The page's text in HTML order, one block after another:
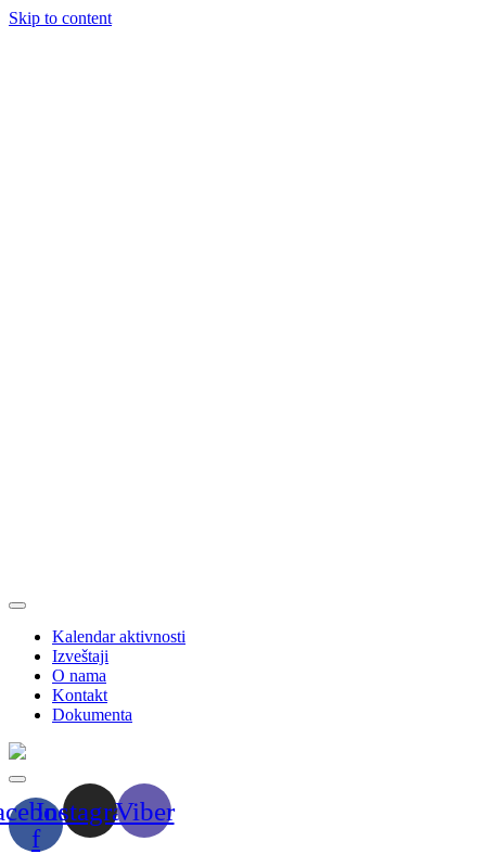
Skip to content
Kalendar aktivnosti
Izveštaji
O nama
Kontakt
Dokumenta
f
InstagramViber